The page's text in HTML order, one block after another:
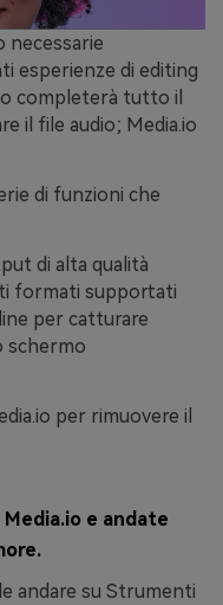
necessarie
esperienze di editing
completerà tutto il
il file audio; Media.io
di funzioni che
di alta qualità
formati supportati
per catturare
schermo
per rimuovere il
e andate
andare su Strumenti